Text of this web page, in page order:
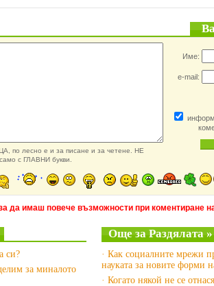
по лесно е и за писане и за четене. НЕ
с ГЛАВНИ букви.
Име:
e-mail:
да имаш повече възможности при коментиране
си?
за миналото
Още за Раздялата »
· Как социалните мрежи
науката за новите форми
· Когато някой не се